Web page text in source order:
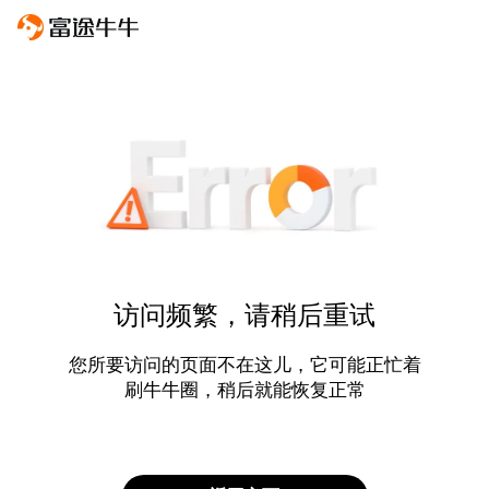
访问频繁，请稍后重试
您所要访问的页面不在这儿，它可能正忙着
刷牛牛圈，稍后就能恢复正常